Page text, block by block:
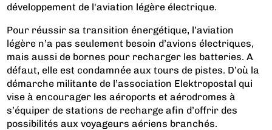
développement de l'aviation légère électrique.
Pour réussir sa transition énergétique, l’aviation
légère n’a pas seulement besoin d’avions électriques,
mais aussi de bornes pour recharger les batteries. A
défaut, elle est condamnée aux tours de pistes. D’où la
démarche militante de l’association Elektropostal qui
vise à encourager les aéroports et aérodromes à
s’équiper de stations de recharge afin d’offrir des
possibilités aux voyageurs aériens branchés.